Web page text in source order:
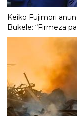
Keiko Fujimori
Bukele: “Firmeza